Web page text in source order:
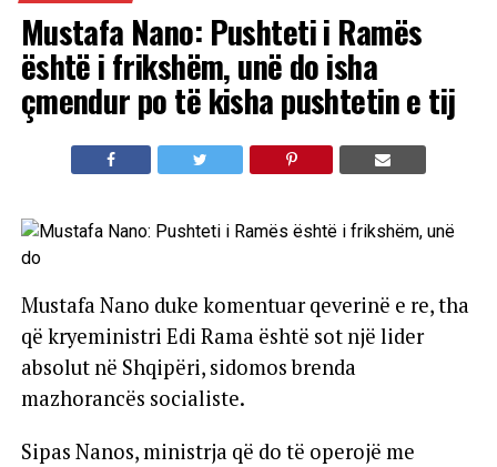
Mustafa Nano: Pushteti i Ramës
është i frikshëm, unë do isha
çmendur po të kisha pushtetin e tij
Mustafa Nano duke komentuar qeverinë e re, tha
që kryeministri Edi Rama është sot një lider
absolut në Shqipëri, sidomos brenda
mazhorancës socialiste.
Sipas Nanos, ministrja që do të operojë me